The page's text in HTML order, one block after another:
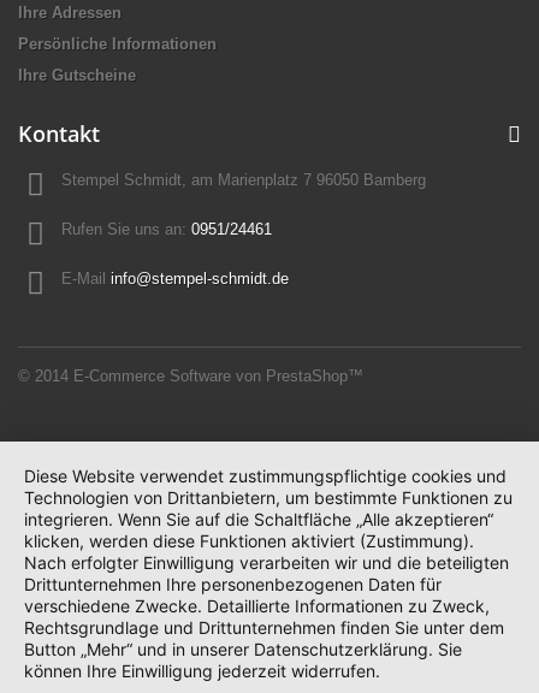
© 2014 E-Commerce Software von PrestaShop™
Ihre Adressen
Persönliche Informationen
Ihre Gutscheine
Kontakt
Stempel Schmidt, am Marienplatz 7 96050 Bamberg
Rufen Sie uns an: 0951/24461
E-Mail info@stempel-schmidt.de
Diese Website verwendet zustimmungspflichtige cookies und
Technologien von Drittanbietern, um bestimmte Funktionen zu
integrieren. Wenn Sie auf die Schaltfläche „Alle akzeptieren“
klicken, werden diese Funktionen aktiviert (Zustimmung).
Nach erfolgter Einwilligung verarbeiten wir und die beteiligten
Drittunternehmen Ihre personenbezogenen Daten für
verschiedene Zwecke. Detaillierte Informationen zu Zweck,
Rechtsgrundlage und Drittunternehmen finden Sie unter dem
Button „Mehr“ und in unserer Datenschutzerklärung. Sie
können Ihre Einwilligung jederzeit widerrufen.